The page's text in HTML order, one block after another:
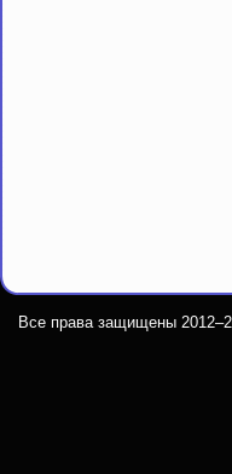
Все права защищены 2012–